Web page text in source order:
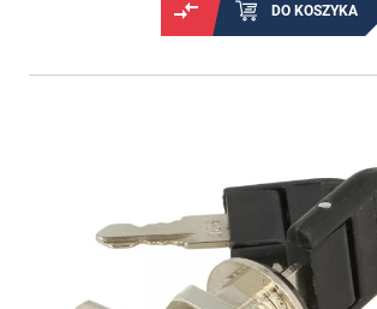
DO KOSZYKA